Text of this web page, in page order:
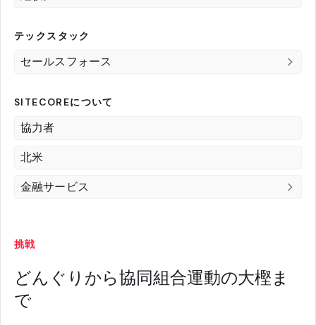
テックスタック
セールスフォース
SITECOREについて
協力者
北米
金融サービス
挑戦
どんぐりから協同組合運動の大樫ま
で